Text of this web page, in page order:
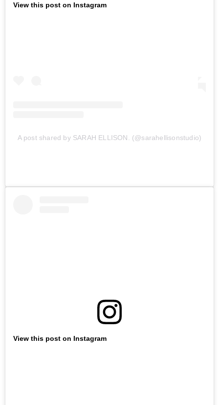
View this post on Instagram
A post shared by SARAH ELLISON. (@sarahellisonstudio)
View this post on Instagram